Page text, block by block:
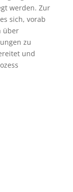
werden. Zur
sich, vorab
über
zu
und